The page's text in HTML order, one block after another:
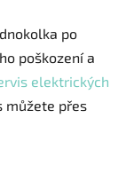
po
poškození a
elektrických
můžete přes